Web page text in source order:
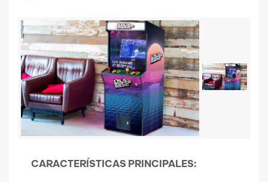
CARACTERÍSTICAS PRINCIPALES: